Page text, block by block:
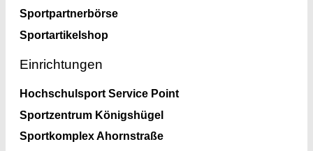
Sportpartnerbörse
Sportartikelshop
Einrichtungen
Hochschulsport Service Point
Sportzentrum Königshügel
Sportkomplex Ahornstraße